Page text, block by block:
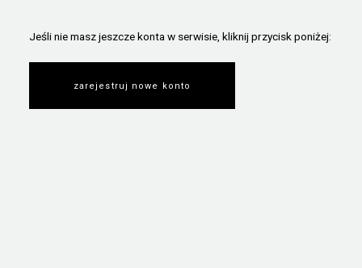
Jeśli nie masz jeszcze konta w serwisie, kliknij przycisk poniżej:
zarejestruj nowe konto